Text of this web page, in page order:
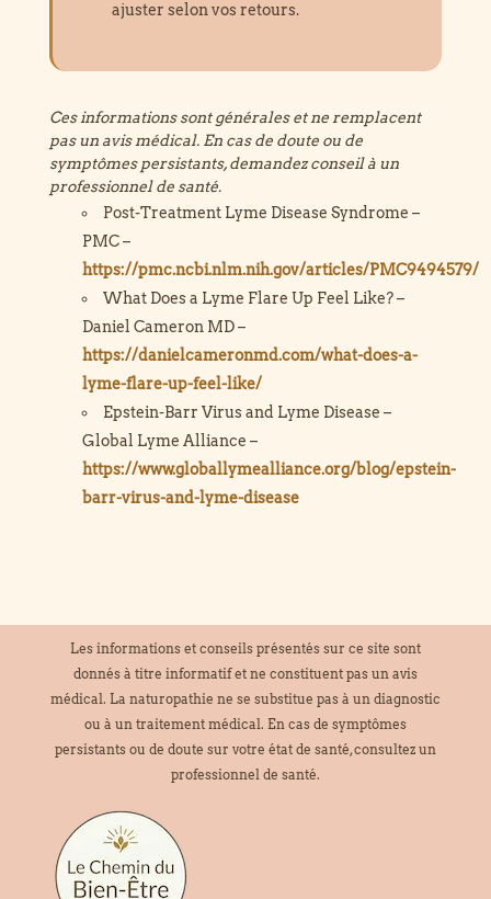
ajuster selon vos retours.
Ces informations sont générales et ne remplacent
pas un avis médical. En cas de doute ou de
symptômes persistants, demandez conseil à un
professionnel de santé.
Post-Treatment Lyme Disease Syndrome –
PMC –
https://pmc.ncbi.nlm.nih.gov/articles/PMC9494579/
What Does a Lyme Flare Up Feel Like? –
Daniel Cameron MD –
https://danielcameronmd.com/what-does-a-
lyme-flare-up-feel-like/
Epstein-Barr Virus and Lyme Disease –
Global Lyme Alliance –
https://www.globallymealliance.org/blog/epstein-
barr-virus-and-lyme-disease
Les informations et conseils présentés sur ce site sont
donnés à titre informatif et ne constituent pas un avis
médical. La naturopathie ne se substitue pas à un diagnostic
ou à un traitement médical. En cas de symptômes
persistants ou de doute sur votre état de santé, consultez un
professionnel de santé.